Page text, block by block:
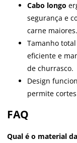
Cabo longo
segurança e
carne maiores.
Tamanho
eficiente e
de churrasco.
Design
permite
FAQ
Qual é o material